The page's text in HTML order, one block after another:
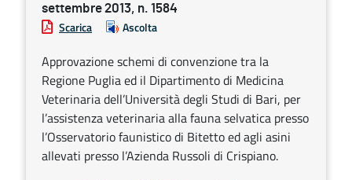
settembre 2013, n. 1584
Scarica Ascolta
Approvazione schemi di convenzione tra la
Regione Puglia ed il Dipartimento di Medicina
Veterinaria dell’Università degli Studi di Bari, per
l’assistenza veterinaria alla fauna selvatica presso
l’Osservatorio faunistico di Bitetto ed agli asini
allevati presso l’Azienda Russoli di Crispiano.